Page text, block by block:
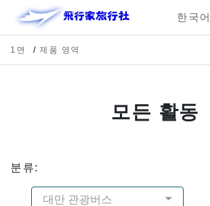
한국어
1면 제품 영역
모든 활동
분류:
대만 관광버스